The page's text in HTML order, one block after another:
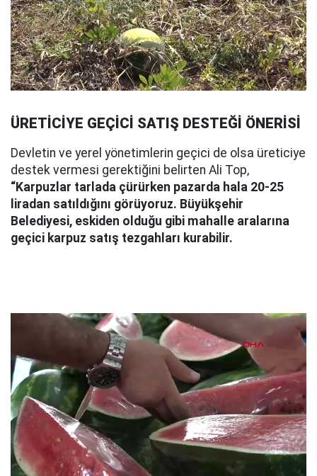
ÜRETİCİYE GEÇİCİ SATIŞ DESTEĞİ ÖNERİSİ
Devletin ve yerel yönetimlerin geçici de olsa üreticiye
destek vermesi gerektiğini belirten Ali Top,
“Karpuzlar tarlada çürürken pazarda hala 20-25
liradan satıldığını görüyoruz. Büyükşehir
Belediyesi, eskiden olduğu gibi mahalle aralarına
geçici karpuz satış tezgahları kurabilir.